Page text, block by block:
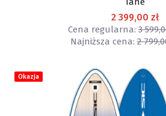
2 399,00 zł
Cena regularna: 3
Najniższa cena: 2
Okazja